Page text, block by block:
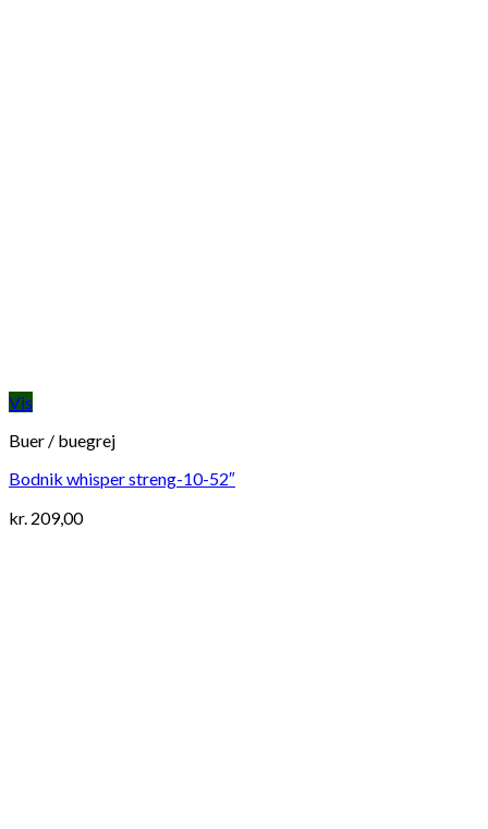
Vis
Buer / buegrej
Bodnik whisper streng-10-52″
kr. 209,00